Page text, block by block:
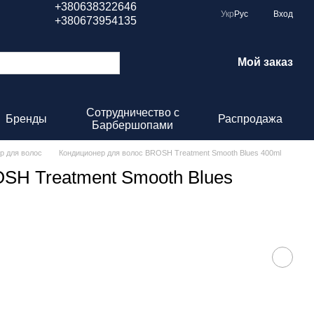
+380638322646
+380673954135
Укр Рус Вход
Мой заказ
Бренды
Сотрудничество с
Барбершопами
Распродажа
для волос Кондиционер для волос BROSH Treatment Smooth Blues 400ml
Treatment Smooth Blues